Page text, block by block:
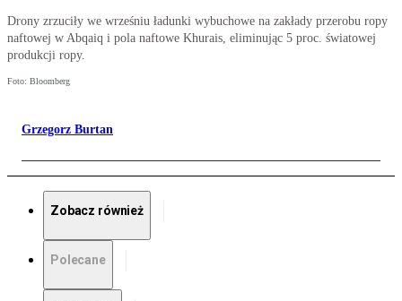
Drony zrzuciły we wrześniu ładunki wybuchowe na zakłady przerobu ropy
naftowej w Abqaiq i pola naftowe Khurais, eliminując 5 proc. światowej
produkcji ropy.
Foto: Bloomberg
Grzegorz Burtan
Zobacz również
Polecane